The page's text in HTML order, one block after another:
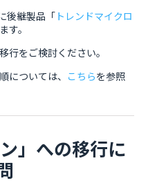
後継製品「 トレンドマイクロ
す。
行をご検討ください。
については、 こちらを参照
」への移行に